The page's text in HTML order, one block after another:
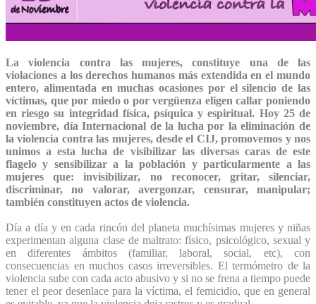
La violencia contra las mujeres, constituye una de las
violaciones a los derechos humanos más extendida en el mundo
entero, alimentada en muchas ocasiones por el silencio de las
víctimas, que por miedo o por vergüenza eligen callar poniendo
en riesgo su integridad física, psíquica y espiritual. Hoy 25 de
noviembre, día Internacional de la lucha por la eliminación de
la violencia contra las mujeres, desde el CIJ, promovemos y nos
unimos a esta lucha de visibilizar las diversas caras de este
flagelo y sensibilizar a la población y particularmente a las
mujeres que: invisibilizar, no reconocer, gritar, silenciar,
discriminar, no valorar, avergonzar, censurar, manipular;
también constituyen actos de violencia.
Día a día y en cada rincón del planeta muchísimas mujeres y niñas
experimentan alguna clase de maltrato: físico, psicológico, sexual y
en diferentes ámbitos (familiar, laboral, social, etc), con
consecuencias en muchos casos irreversibles. El termómetro de la
violencia sube con cada acto abusivo y si no se frena a tiempo puede
tener el peor desenlace para la víctima, el femicidio, que en general